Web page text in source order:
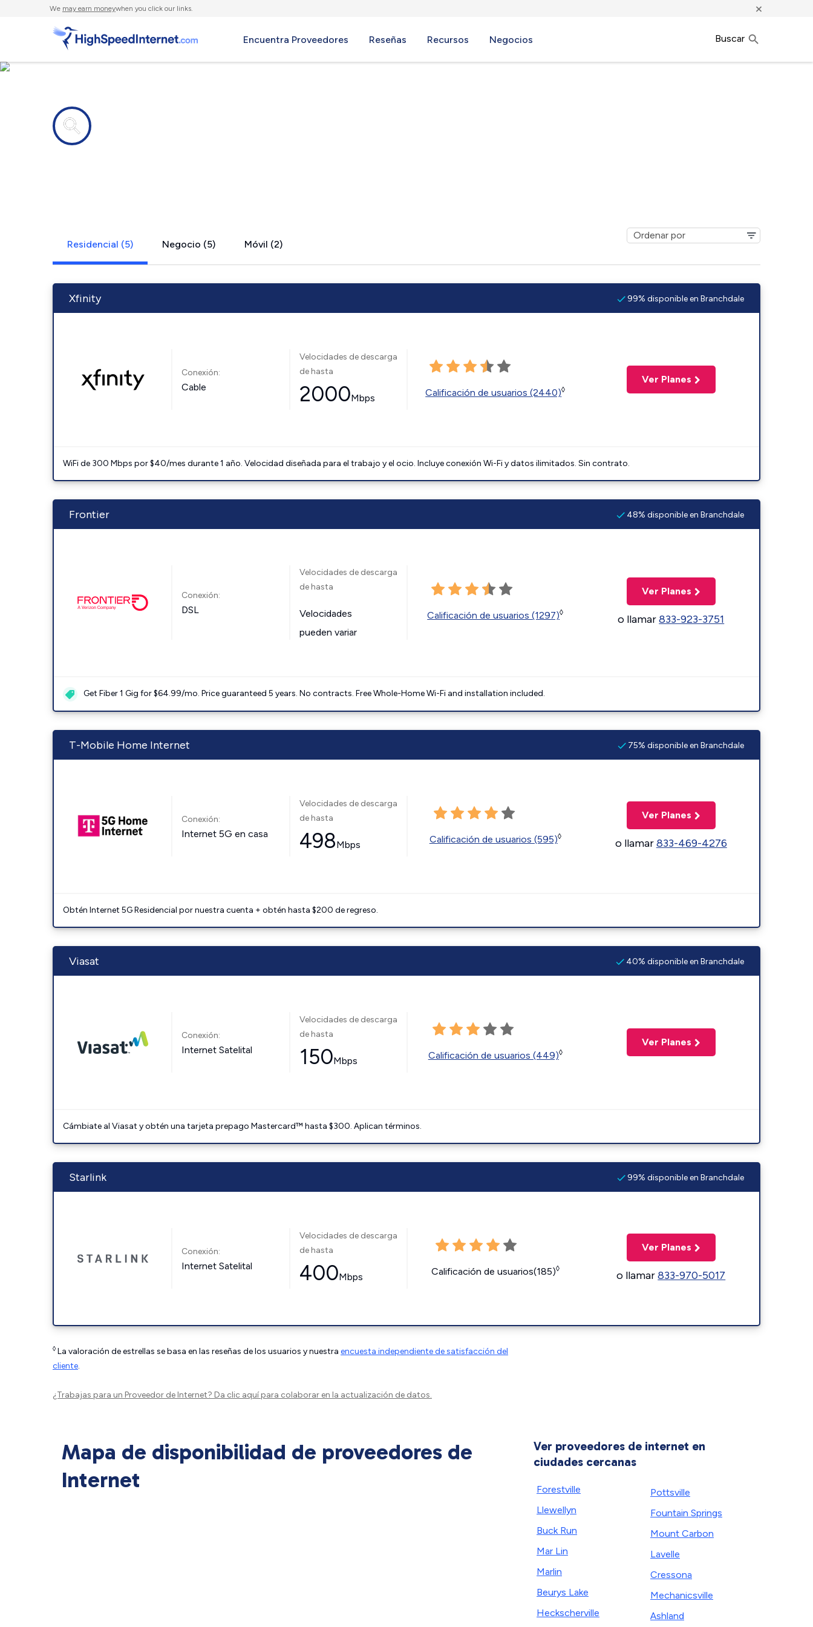
We may earn moneywhen you click our links. ×
Encuentra Proveedores Reseñas Recursos Negocios Buscar
Residencial (5) Negocio (5) Móvil (2)
Xfinity 99% disponible en Branchdale
Conexión:
Cable
Velocidades de descarga
de hasta
2000Mbps Calificación de usuarios (2440)◊
Ver Planes
WiFi de 300 Mbps por $40/mes durante 1 año. Velocidad diseñada para el trabajo y el ocio. Incluye conexión Wi-Fi y datos ilimitados. Sin contrato.
Frontier 48% disponible en Branchdale
Conexión:
DSL
Velocidades de descarga
de hasta
Velocidades
pueden variar
Calificación de usuarios (1297)◊
Ver Planes
o llamar833-923-3751
Get Fiber 1 Gig for $64.99/mo. Price guaranteed 5 years. No contracts. Free Whole-Home Wi-Fi and installation included.
T-Mobile Home Internet 75% disponible en Branchdale
Conexión:
Internet 5G en casa
Velocidades de descarga
de hasta
498Mbps Calificación de usuarios (595)◊
Ver Planes
o llamar833-469-4276
Obtén Internet 5G Residencial por nuestra cuenta + obtén hasta $200 de regreso.
Viasat 40% disponible en Branchdale
Conexión:
Internet Satelital
Velocidades de descarga
de hasta
150Mbps Calificación de usuarios (449)◊
Ver Planes
Cámbiate al Viasat y obtén una tarjeta prepago Mastercard™ hasta $300. Aplican términos.
Starlink 99% disponible en Branchdale
Conexión:
Internet Satelital
Velocidades de descarga
de hasta
400Mbps Calificación de usuarios(185)◊
Ver Planes
o llamar833-970-5017
◊ La valoración de estrellas se basa en las reseñas de los usuarios y nuestra encuesta independiente de satisfacción del
cliente.
¿Trabajas para un Proveedor de Internet? Da clic aquípara colaborar en la actualización de datos.
Mapa de disponibilidad de proveedores de
Internet
Ver proveedores de internet en
ciudades cercanas
Forestville
Llewellyn
Buck Run
Mar Lin
Marlin
Beurys Lake
Heckscherville
Pottsville
Fountain Springs
Mount Carbon
Lavelle
Cressona
Mechanicsville
Ashland